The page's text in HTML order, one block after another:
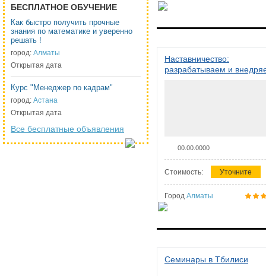
БЕСПЛАТНОЕ ОБУЧЕНИЕ
Как быстро получить прочные
знания по математике и уверенно
решать !
город: Алматы
Открытая дата
Курс "Менеджер по кадрам"
город: Астана
Открытая дата
Все бесплатные объявления
Наставничество:
разрабатываем и
00.00.0000
Стоимость: Уточните
Город Алматы
Семинары в Тбилиси